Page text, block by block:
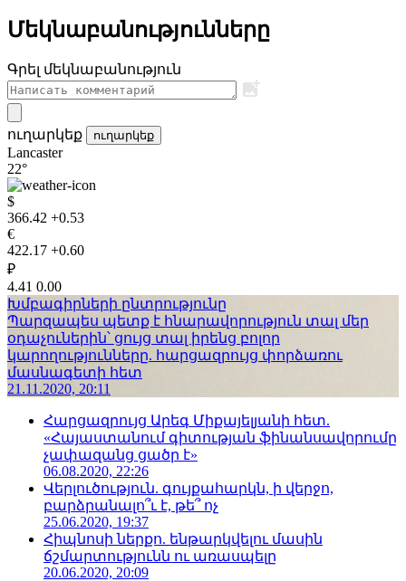
Մեկնաբանությունները
Գրել մեկնաբանություն
ուղարկեք ուղարկեք
Lancaster
22°
$
366.42 +0.53
€
422.17 +0.60
₽
4.41 0.00
Խմբագիրների ընտրությունը
Պարզապես պետք է հնարավորություն տալ մեր
օդաչուներին՝ ցույց տալ իրենց բոլոր
կարողությունները. հարցազրույց փորձառու
մասնագետի հետ
21.11.2020, 20:11
Հարցազրույց Արեգ Միքայելյանի հետ.
«Հայաստանում գիտության ֆինանսավորումը
չափազանց ցածր է»
06.08.2020, 22:26
Վերլուծություն. գույքահարկն, ի վերջո,
բարձրանալո՞ւ է, թե՞ ոչ
25.06.2020, 19:37
Հիպնոսի ներքո. ենթարկվելու մասին
ճշմարտությունն ու առասպելը
20.06.2020, 20:09